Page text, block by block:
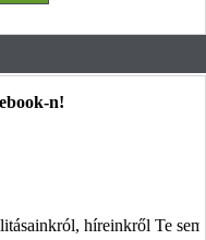
n!
híreinkről Te